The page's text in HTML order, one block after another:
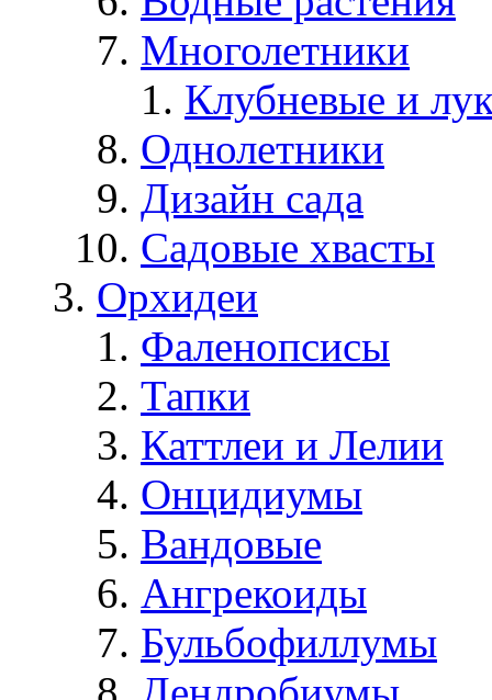
Многолетники
Клубневые и
Однолетники
Дизайн сада
Садовые хвасты
Орхидеи
Фаленопсисы
Тапки
Каттлеи и Лелии
Онцидиумы
Вандовые
Ангрекоиды
Бульбофиллумы